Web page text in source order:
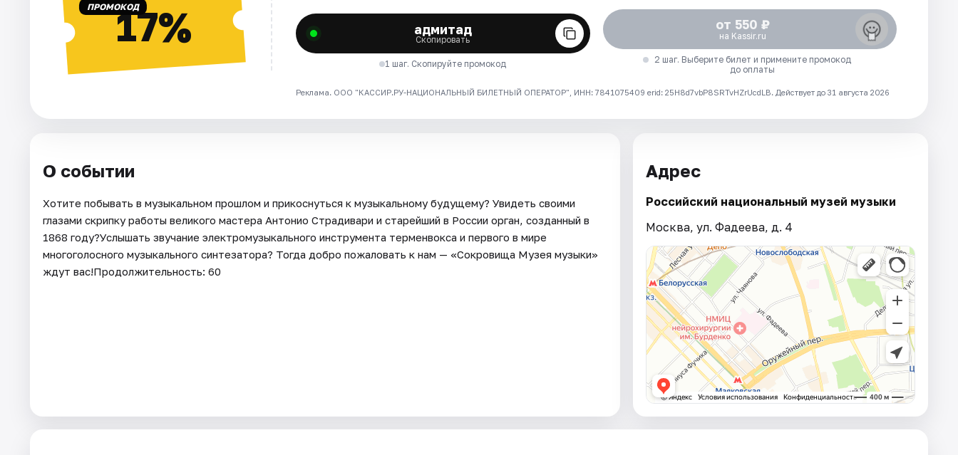
ПРОМОКОД17% адмитад
Скопировать
1 шаг. Скопируйте промокод
от 550 ₽
на Kassir.ru
2 шаг. Выберите билет и примените промокод
до оплаты
Реклама. ООО "КАССИР.РУ-НАЦИОНАЛЬНЫЙ БИЛЕТНЫЙ ОПЕРАТОР", ИНН: 7841075409 erid: 25H8d7vbP8SRTvHZrUcdLB. Действует до 31 августа 2026
О событии
Хотите побывать в музыкальном прошлом и прикоснуться к музыкальному будущему? Увидеть своими
глазами скрипку работы великого мастера Антонио Страдивари и старейший в России орган, созданный в
1868 году?Услышать звучание электромузыкального инструмента терменвокса и первого в мире
многоголосного музыкального синтезатора? Тогда добро пожаловать к нам — «Сокровища Музея музыки»
ждут вас!Продолжительность: 60
Адрес
Российский национальный музей музыки
Москва, ул. Фадеева, д. 4